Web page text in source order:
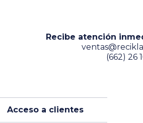
Recibe atención
(662) 26
Acceso a clientes